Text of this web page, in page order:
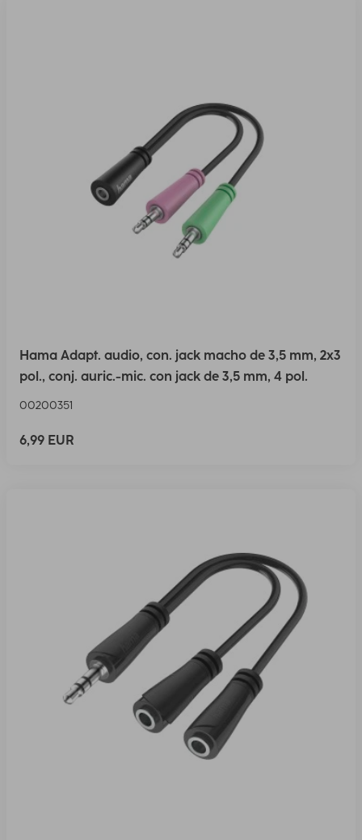
Hama Adapt. audio, con. jack macho de 3,5 mm, 2x3
pol., conj. auric.-mic. con jack de 3,5 mm, 4 pol.
00200351
6,99 EUR